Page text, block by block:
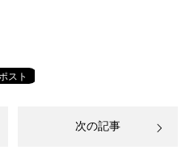
次の記事